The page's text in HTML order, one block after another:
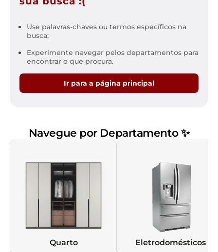
Use palavras-chaves ou termos específicos na
busca;
Experimente navegar pelos departamentos para
encontrar o que procura.
Ir para a página principal
Navegue por Departamento ✨
Quarto Eletrodomésticos